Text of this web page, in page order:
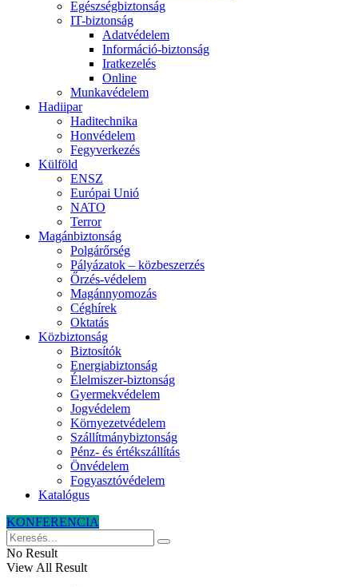
Egészségbiztonság
IT-biztonság
Adatvédelem
Információ-biztonság
Iratkezelés
Online
Munkavédelem
Hadiipar
Haditechnika
Honvédelem
Fegyverkezés
Külföld
ENSZ
Európai Unió
NATO
Terror
Magánbiztonság
Polgárőrség
Pályázatok – közbeszerzés
Őrzés-védelem
Magánnyomozás
Céghírek
Oktatás
Közbiztonság
Biztosítók
Energiabiztonság
Élelmiszer-biztonság
Gyermekvédelem
Jogvédelem
Környezetvédelem
Szállítmánybiztonság
Pénz- és értékszállítás
Önvédelem
Fogyasztóvédelem
Katalógus
KONFERENCIA
No Result
View All Result